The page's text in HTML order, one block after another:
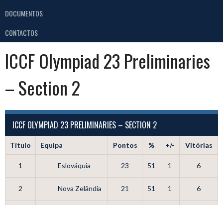
DOCUMENTOS
CONTACTOS
ICCF Olympiad 23 Preliminaries
– Section 2
ICCF OLYMPIAD 23 PRELIMINARIES – SECTION 2
Título Equipa Pontos % +/- Vitórias
1 Eslováquia 23 51 1 6
2 Nova Zelândia 21 51 1 6